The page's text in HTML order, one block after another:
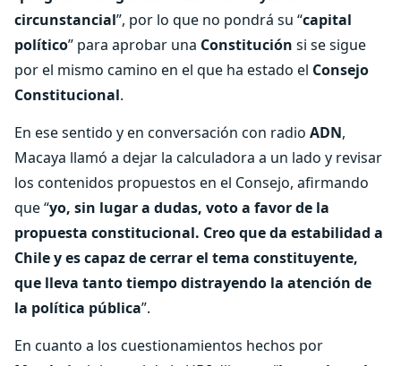
circunstancial”, por lo que no pondrá su “capital
político” para aprobar una Constitución si se sigue
por el mismo camino en el que ha estado el Consejo
Constitucional.
En ese sentido y en conversación con radio ADN,
Macaya llamó a dejar la calculadora a un lado y revisar
los contenidos propuestos en el Consejo, afirmando
que “yo, sin lugar a dudas, voto a favor de la
propuesta constitucional. Creo que da estabilidad a
Chile y es capaz de cerrar el tema constituyente,
que lleva tanto tiempo distrayendo la atención de
la política pública”.
En cuanto a los cuestionamientos hechos por